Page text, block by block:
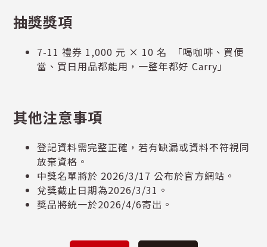
抽獎獎項
7-11 禮券 1,000 元 × 10 名 「喝咖啡、買便
當、買日用品都能用，一整年都好 Carry」
其他注意事項
登記資料需完整正確，若有缺漏或資料不符視同
放棄資格。
中獎名單將於 2026/3/17 公布於官方網站。
兌獎截止日期為2026/3/31。
獎品將統一於2026/4/6寄出。